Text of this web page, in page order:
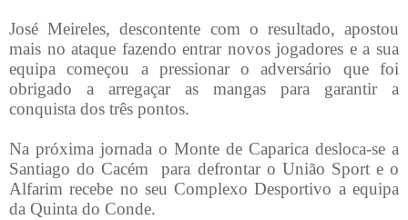
José Meireles, descontente com o resultado, apostou
mais no ataque fazendo entrar novos jogadores e a sua
equipa começou a pressionar o adversário que foi
obrigado a arregaçar as mangas para garantir a
conquista dos três pontos.
Na próxima jornada o Monte de Caparica desloca-se a
Santiago do Cacém para defrontar o União Sport e o
Alfarim recebe no seu Complexo Desportivo a equipa
da Quinta do Conde.